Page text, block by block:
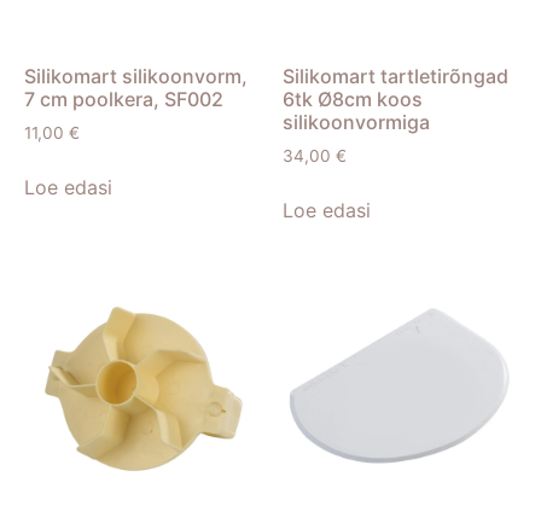
Silikomart silikoonvorm,
7 cm poolkera, SF002
11,00 €
Loe edasi
Silikomart tartletirõngad
6tk Ø8cm koos
silikoonvormiga
34,00 €
Loe edasi